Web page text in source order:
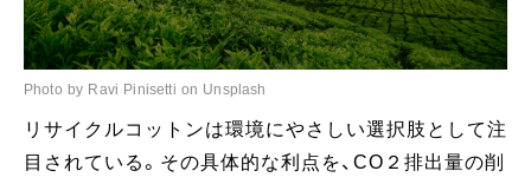
Photo by Ravi Pinisetti on Unsplash
リサイクルコットンは環境にやさしい選択肢として注
目されている。その具体的な利点を、CO２排出量の削